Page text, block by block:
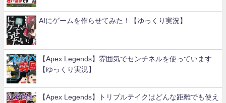
AIにゲームを作らせてみた！【ゆっくり実況】
【Apex Legends】雰囲気でセンチネルを使っています
【ゆっくり実況】
【Apex Legends】トリプルテイクはどんな距離でも使え